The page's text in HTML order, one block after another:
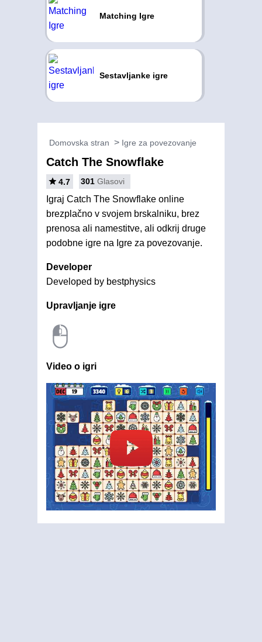
Matching Igre
Sestavljanke igre
Domovska stran Igre za povezovanje
Catch The Snowflake
4.7 301 Glasovi
Igraj Catch The Snowflake online
brezplačno v svojem brskalniku, brez
prenosa ali namestitve, ali odkrij druge
podobne igre na Igre za povezovanje.
Developer
Developed by bestphysics
Upravljanje igre
Video o igri